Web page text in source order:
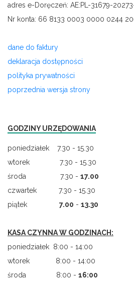
adres e-Doręczeń: AE:PL-31679-
Nr konta: 66 8133 0003 0000 0244
dane do faktury
deklaracja dostępności
polityka prywatności
poprzednia wersja strony
GODZINY URZĘDOWANIA
poniedziałek 7.30 - 15.30
wtorek 7.30 - 15.30
środa 7.30 - 17.00
czwartek 7.30 - 15.30
piątek 7.00 - 13.30
KASA CZYNNA W GODZINACH:
poniedziałek 8:00 - 14:00
wtorek 8:00 - 14:00
środa 8:00 - 16:00